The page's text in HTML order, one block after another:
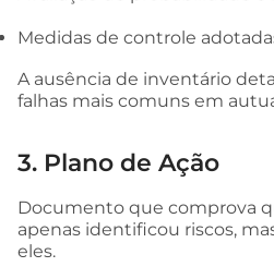
Medidas de controle
A ausência de inventário
falhas mais comuns em
3. Plano de Ação
Documento que comprova
apenas identificou riscos,
eles.